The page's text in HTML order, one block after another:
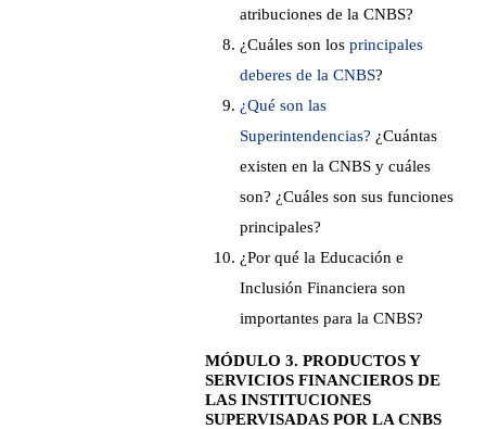
atribuciones de la CNBS?
¿Cuáles son losprincipales
deberes de la CNBS?
¿Qué son las
Superintendencias? ¿Cuántas
existen en la CNBS y cuáles
son? ¿Cuáles son sus funciones
principales?
¿Por qué la Educación e
Inclusión Financiera son
importantes para la CNBS?
MÓDULO 3. PRODUCTOS Y
SERVICIOS FINANCIEROS DE
LAS INSTITUCIONES
SUPERVISADAS POR LA CNBS